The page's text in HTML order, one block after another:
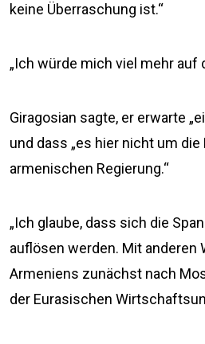
keine Überraschung ist.“
„Ich würde mich viel mehr auf
Giragosian sagte, er erwarte
und dass „es hier nicht um
armenischen Regierung.“
„Ich glaube, dass sich die
auflösen werden. Mit
Armeniens zunächst nach
der Eurasischen